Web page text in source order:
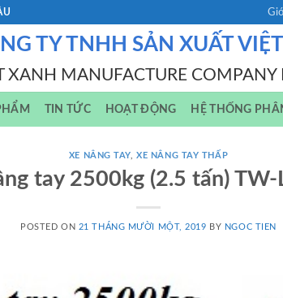
TY TNHH SẢN XUẤT
XANH MANUFACTURE COMPANY
TIN TỨC HOẠT ĐỘNG HỆ THỐNG
XE NÂNG TAY ,XE NÂNG TAY THẤP
tay 2500kg (2.5 tấn) TW-
POSTED ON 21 THÁNG MƯỜI MỘT, 2019 BY NGOC TIEN